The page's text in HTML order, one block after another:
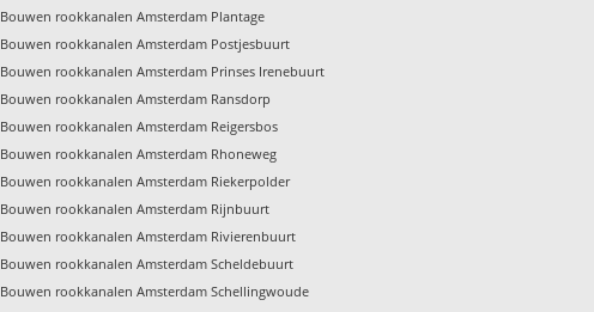
Bouwen rookkanalen Amsterdam Plantage
Bouwen rookkanalen Amsterdam Postjesbuurt
Bouwen rookkanalen Amsterdam Prinses Irenebuurt
Bouwen rookkanalen Amsterdam Ransdorp
Bouwen rookkanalen Amsterdam Reigersbos
Bouwen rookkanalen Amsterdam Rhoneweg
Bouwen rookkanalen Amsterdam Riekerpolder
Bouwen rookkanalen Amsterdam Rijnbuurt
Bouwen rookkanalen Amsterdam Rivierenbuurt
Bouwen rookkanalen Amsterdam Scheldebuurt
Bouwen rookkanalen Amsterdam Schellingwoude